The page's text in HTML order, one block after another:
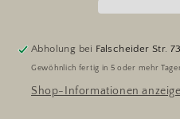
Abholung bei Falscheider Str. 73
Gewöhnlich fertig in 5 oder mehr
Shop-Informationen